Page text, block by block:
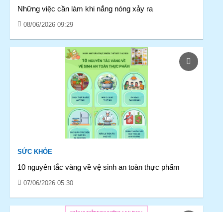
Những việc cần làm khi nắng nóng xảy ra
08/06/2026 09:29
SỨC KHỎE
10 nguyên tắc vàng về vệ sinh an toàn thực phẩm
07/06/2026 05:30